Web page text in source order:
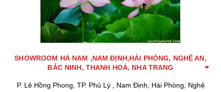
SHOWROOM HÀ NAM ,NAM ĐỊNH,HẢI PHÒNG, NGHỆ AN,
BẮC NINH, THANH HOÁ, NHA TRANG
P. Lê Hồng Phong, TP. Phủ Lý , Nam Định, Hải Phòng, Nghệ